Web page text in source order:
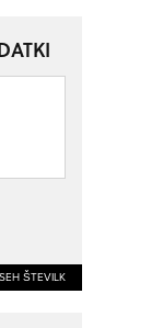
ŠTEVILK